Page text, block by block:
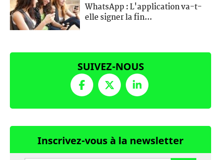
WhatsApp : L'application va-t-
elle signer la fin...
SUIVEZ-NOUS
Inscrivez-vous à la newsletter